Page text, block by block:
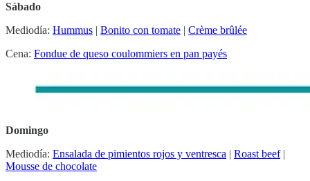
Sábado
Mediodía: Hummus | Bonito con tomate | Crème brûlée
Cena: Fondue de queso coulommiers en pan payés
Domingo
Mediodía: Ensalada de pimientos rojos y ventresca | Roast beef|
Mousse de chocolate